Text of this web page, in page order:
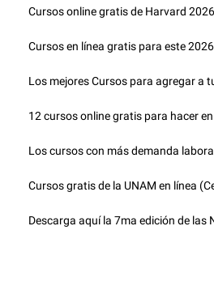
Cursos online gratis de Harvard
Cursos en línea gratis para este
Los mejores Cursos para agregar a
12 cursos online gratis para hacer
Los cursos con más demanda
Cursos gratis de la UNAM en línea
Descarga aquí la 7ma edición de las